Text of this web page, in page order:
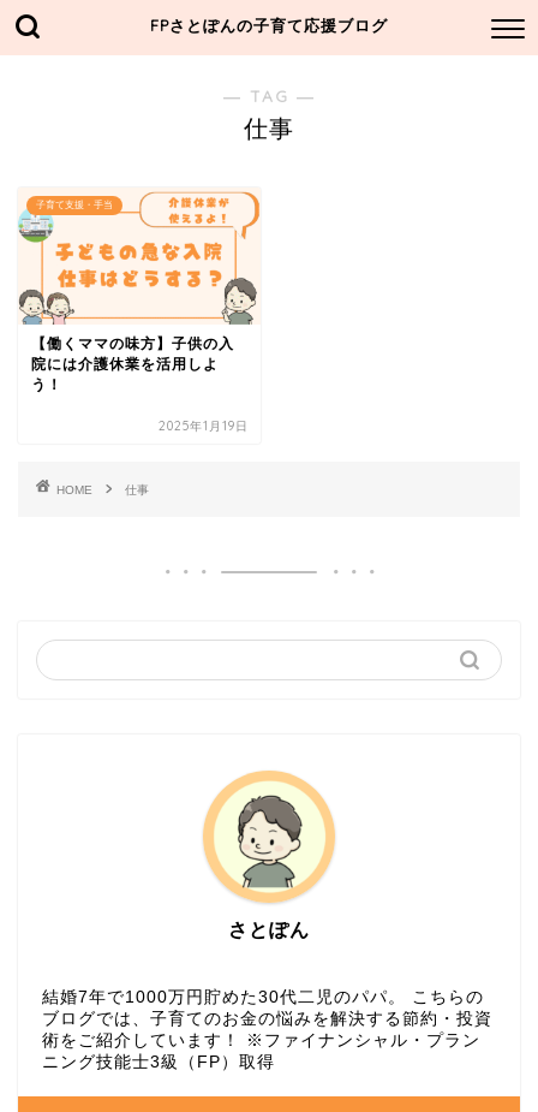
FPさとぽんの子育て応援ブログ
― TAG ―
仕事
子育て支援・手当
【働くママの味方】子供の入
院には介護休業を活用しよ
う！
2025年1月19日
HOME 仕事
さとぽん
結婚7年で1000万円貯めた30代二児のパパ。 こちらの
ブログでは、子育てのお金の悩みを解決する節約・投資
術をご紹介しています！ ※ファイナンシャル・プラン
ニング技能士3級（FP）取得